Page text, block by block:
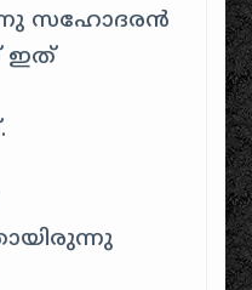
സഹോദരൻ
ഇത്